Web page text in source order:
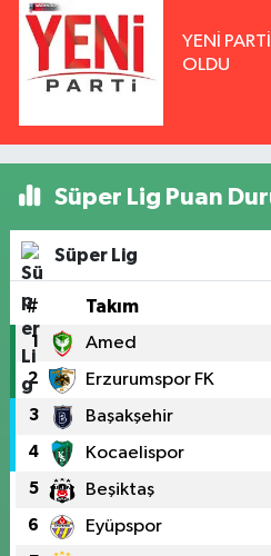
YENİ
OLDU
Süper Lig Puan
Süper Lig
# Takım
1 Amed
2 Erzurumspor FK
3 Başakşehir
4 Kocaelispor
5 Beşiktaş
6 Eyüpspor